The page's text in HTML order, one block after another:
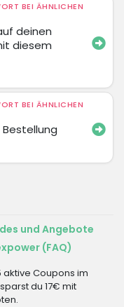
BEI ÄHNLICHEN
deinen
diesem
BEI ÄHNLICHEN
Bestellung
und Angebote
(FAQ)
Coupons im
du 17€ mit